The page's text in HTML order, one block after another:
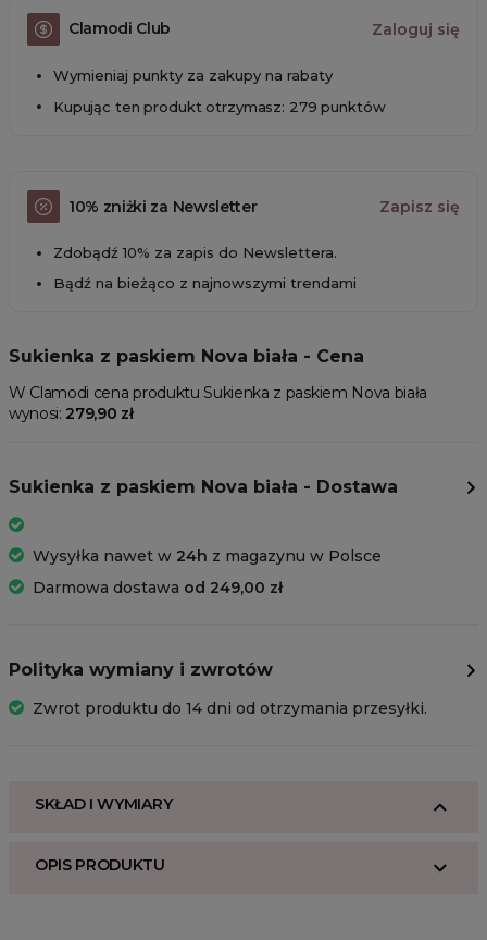
Clamodi Club Zaloguj się
Wymieniaj punkty za zakupy na rabaty
Kupując ten produkt otrzymasz: 279 punktów
10% zniżki za Newsletter Zapisz się
Zdobądź 10% za zapis do Newslettera.
Bądź na bieżąco z najnowszymi trendami
Sukienka z paskiem Nova biała - Cena
W Clamodi cena produktu Sukienka z paskiem Nova biała
wynosi: 279,90 zł
Sukienka z paskiem Nova biała - Dostawa
Wysyłka nawet w 24h z magazynu w Polsce
Darmowa dostawa od 249,00 zł
Polityka wymiany i zwrotów
Zwrot produktu do 14 dni od otrzymania przesyłki.
SKŁAD I WYMIARY
OPIS PRODUKTU